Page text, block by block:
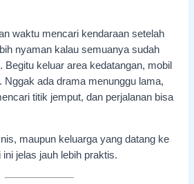
waktu mencari kendaraan setelah
nyaman kalau semuanya sudah
Begitu keluar area kedatangan, mobil
Nggak ada drama menunggu lama,
titik jemput, dan perjalanan bisa
maupun keluarga yang datang ke
jelas jauh lebih praktis.